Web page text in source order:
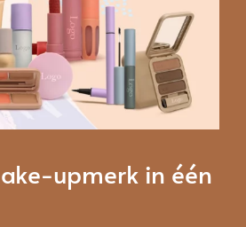
upmerk in één